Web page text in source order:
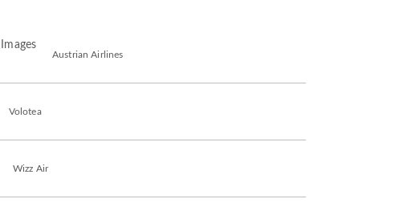
Austrian Airlines
Volotea
Wizz Air